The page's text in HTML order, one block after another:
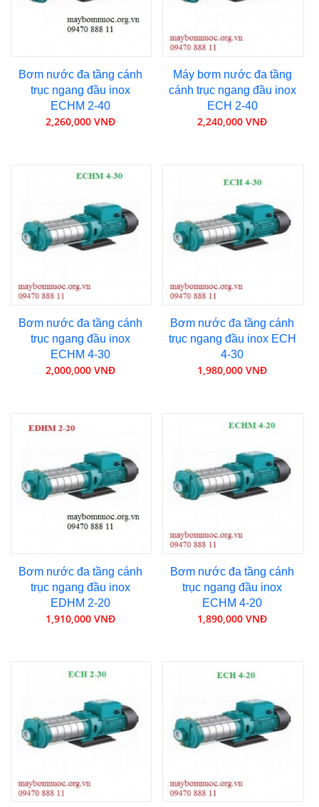
Bơm nước đa tầng cánh
trục ngang đầu inox
ECHM 2-40
2,260,000 VNĐ
Máy bơm nước đa tầng
cánh trục ngang đầu inox
ECH 2-40
2,240,000 VNĐ
Bơm nước đa tầng cánh
trục ngang đầu inox
ECHM 4-30
2,000,000 VNĐ
Bơm nước đa tầng cánh
trục ngang đầu inox ECH
4-30
1,980,000 VNĐ
Bơm nước đa tầng cánh
trục ngang đầu inox
EDHM 2-20
1,910,000 VNĐ
Bơm nước đa tầng cánh
trục ngang đầu inox
ECHM 4-20
1,890,000 VNĐ